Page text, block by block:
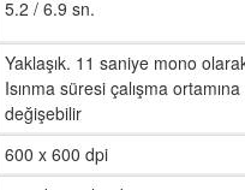
5.2 / 6.9 sn.
Yaklaşık. 11 saniye mono
Isınma süresi çalışma
değişebilir
600 x 600 dpi